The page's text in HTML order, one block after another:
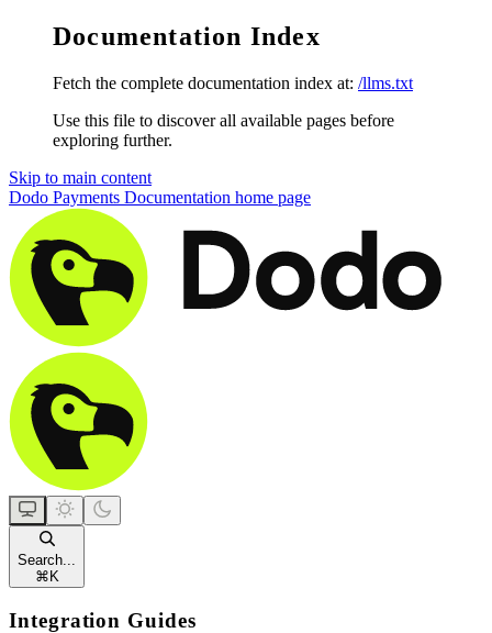
Documentation Index
Fetch the complete documentation index at: /llms.txt
Use this file to discover all available pages before
exploring further.
Skip to main content
Dodo Payments Documentation home page
Search...
⌘ K
Integration Guides